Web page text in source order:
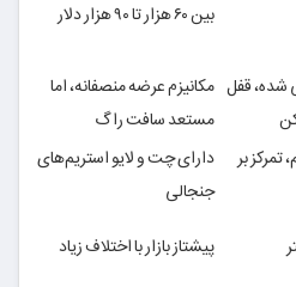
بین ۶۰ هزار تا ۹۰ هزار دلار
شده، قفل مکانیزم عرضه منصفانه، اما
مستعد سافت راگ
بر
دارای چت و لایو استریم‌های
جنجالی
پیشتاز بازار با اختلاف زیاد